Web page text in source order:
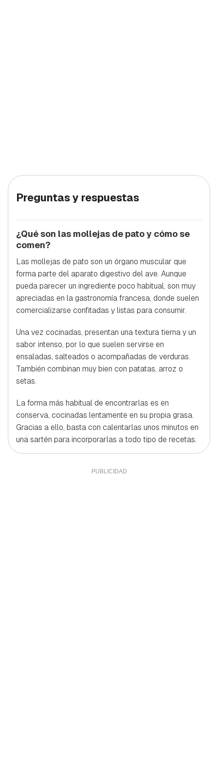
Preguntas y respuestas
¿Qué son las mollejas de pato y cómo se
comen?
Las mollejas de pato son un órgano muscular que
forma parte del aparato digestivo del ave. Aunque
pueda parecer un ingrediente poco habitual, son muy
apreciadas en la gastronomía francesa, donde suelen
comercializarse confitadas y listas para consumir.
Una vez cocinadas, presentan una textura tierna y un
sabor intenso, por lo que suelen servirse en
ensaladas, salteados o acompañadas de verduras.
También combinan muy bien con patatas, arroz o
setas.
La forma más habitual de encontrarlas es en
conserva, cocinadas lentamente en su propia grasa.
Gracias a ello, basta con calentarlas unos minutos en
una sartén para incorporarlas a todo tipo de recetas.